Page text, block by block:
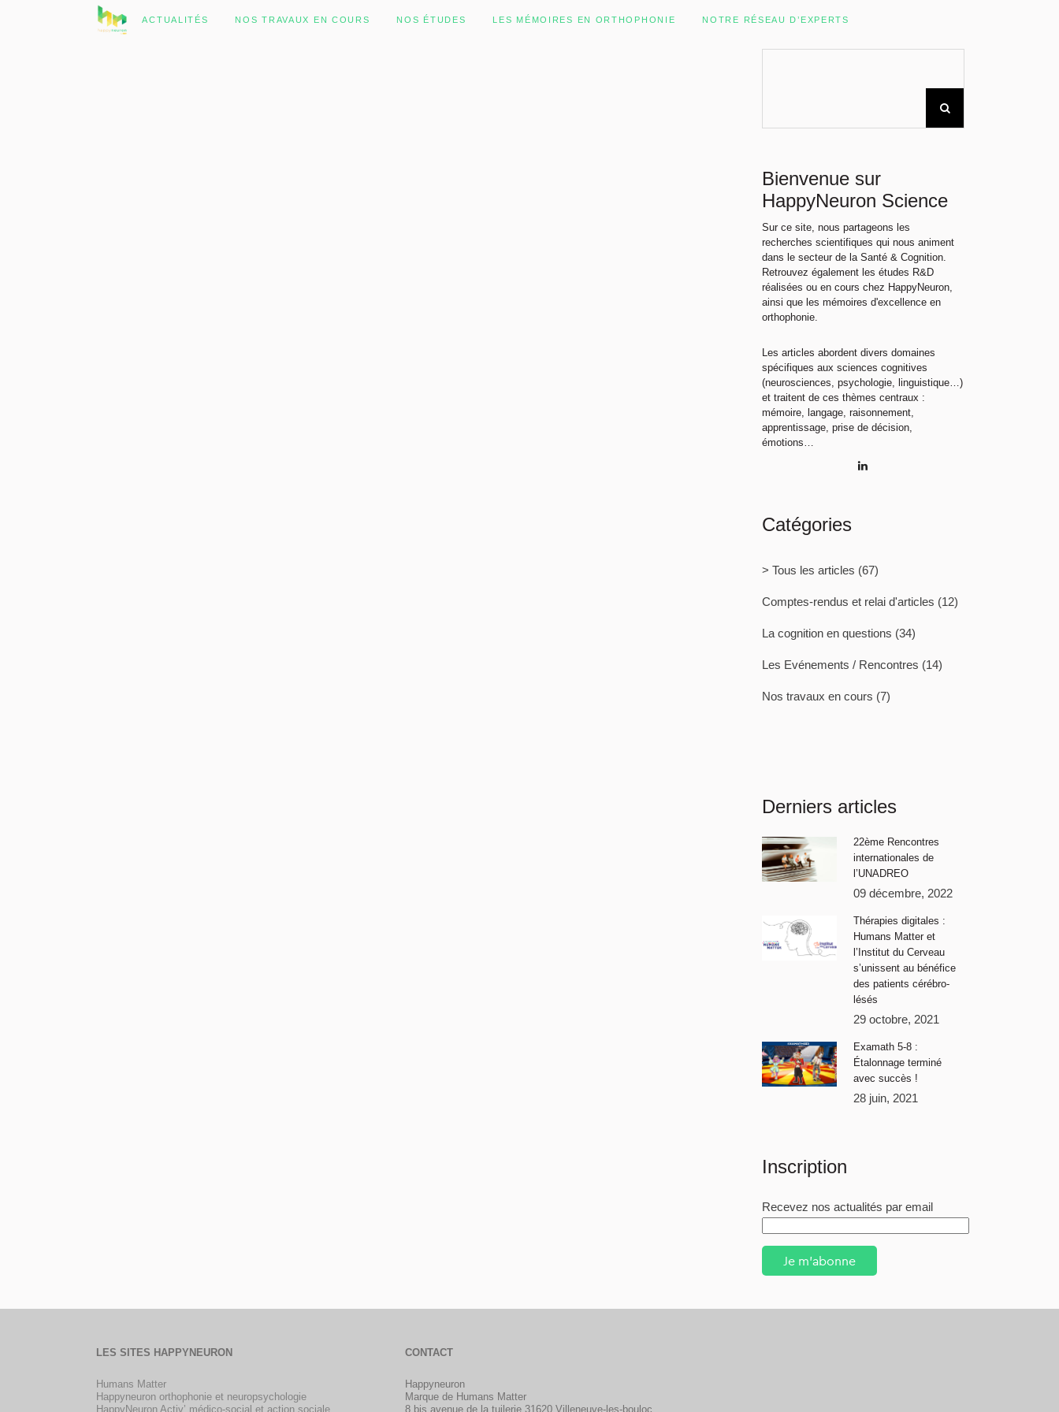
ACTUALITÉS NOS TRAVAUX EN COURS NOS ÉTUDES LES MÉMOIRES EN ORTHOPHONIE NOTRE RÉSEAU D’EXPERTS
No posts were found.
Rechercher sur le site
Bienvenue sur
HappyNeuron Science
Sur ce site, nous partageons les
recherches scientifiques qui nous animent
dans le secteur de la Santé & Cognition.
Retrouvez également les études R&D
réalisées ou en cours chez HappyNeuron,
ainsi que les mémoires d'excellence en
orthophonie.
Les articles abordent divers domaines
spécifiques aux sciences cognitives
(neurosciences, psychologie, linguistique…)
et traitent de ces thèmes centraux :
mémoire, langage, raisonnement,
apprentissage, prise de décision,
émotions…
Catégories
> Tous les articles (67)
Comptes-rendus et relai d'articles (12)
La cognition en questions (34)
Les Evénements / Rencontres (14)
Nos travaux en cours (7)
Derniers articles
22ème Rencontres
internationales de
l’UNADREO
09 décembre, 2022
Thérapies digitales :
Humans Matter et
l’Institut du Cerveau
s’unissent au bénéfice
des patients cérébro-
lésés
29 octobre, 2021
Examath 5-8 :
Étalonnage terminé
avec succès !
28 juin, 2021
Inscription
Recevez nos actualités par email
Je m'abonne
LES SITES HAPPYNEURON
Humans Matter
Happyneuron orthophonie et neuropsychologie
HappyNeuron Activ’ médico-social et action sociale
CONTACT
Happyneuron
Marque de Humans Matter
8 bis avenue de la tuilerie 31620 Villeneuve-les-bouloc